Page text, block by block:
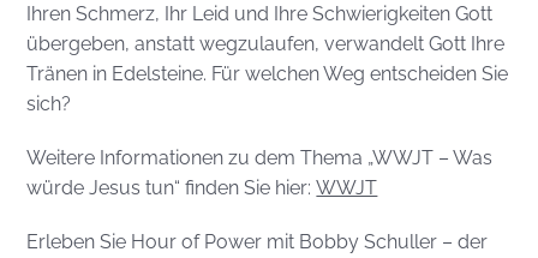
Ihren Schmerz, Ihr Leid und Ihre Schwierigkeiten Gott
übergeben, anstatt wegzulaufen, verwandelt Gott Ihre
Tränen in Edelsteine. Für welchen Weg entscheiden Sie
sich?
Weitere Informationen zu dem Thema „WWJT – Was
würde Jesus tun“ finden Sie hier:WWJT
Erleben Sie Hour of Power mit Bobby Schuller – der